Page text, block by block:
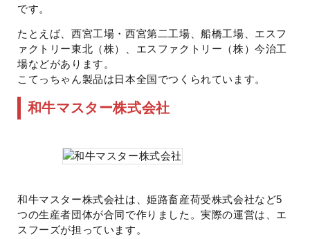
です。
たとえば、西宮工場・西宮第二工場、船橋工場、エスフ
ァクトリー東北（株）、エスファクトリー（株）今治工
場などがあります。
こてっちゃん製品は日本全国でつくられています。
和牛マスター株式会社
和牛マスター株式会社は、姫路畜産荷受株式会社など5
つの生産者団体が合同で作りました。実際の運営は、エ
スフーズが担っています。